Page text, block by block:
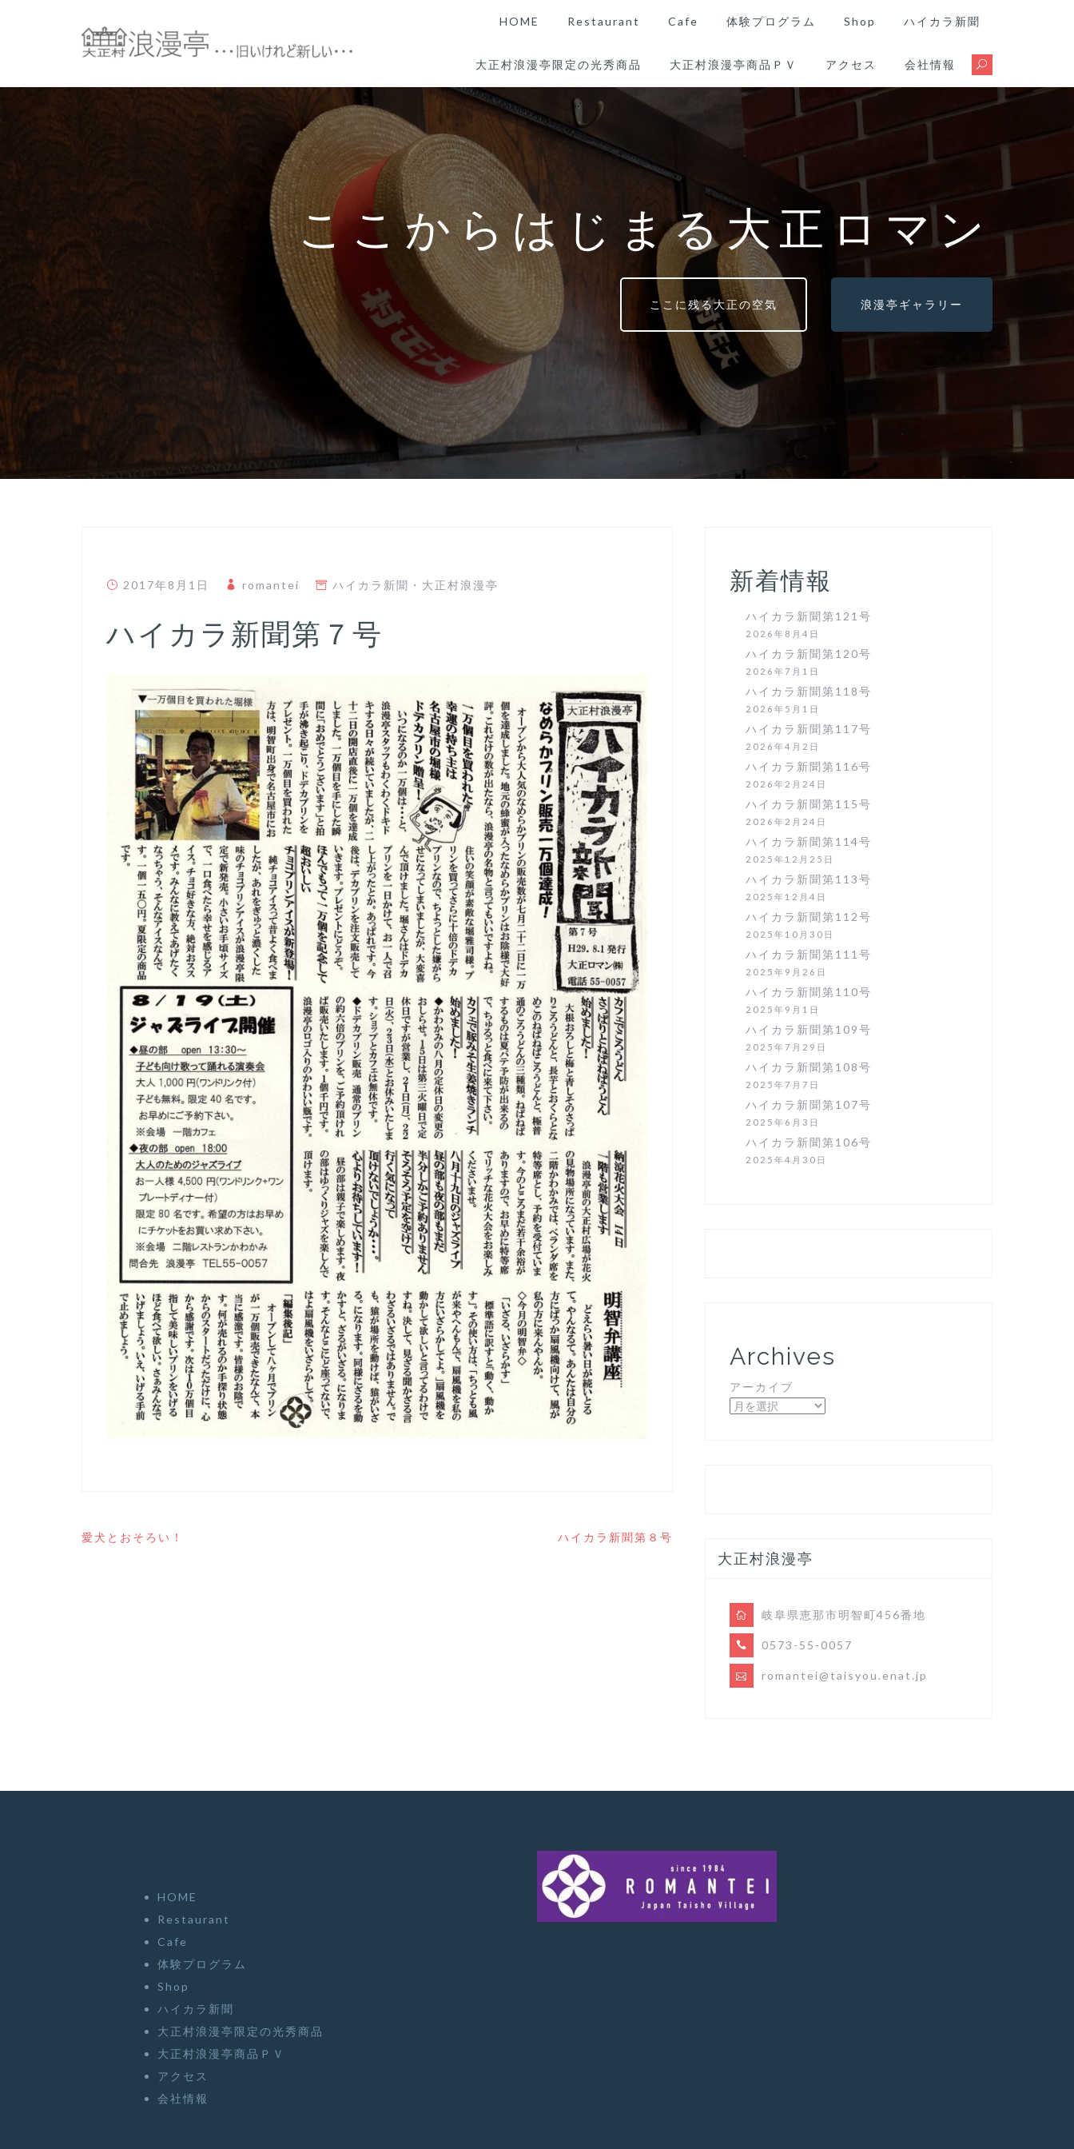
ツ
HOME Restaurant Cafe 体験プログラム Shop ハイカラ新聞
大正村浪漫亭限定の光秀商品 大正村浪漫亭商品ＰＶ アクセス 会社情報
ここからはじまる大正ロマン
ここに残る大正の空気 浪漫亭ギャラリー
2017年8月1日 romantei ハイカラ新聞 ・ 大正村浪漫亭
ハイカラ新聞第７号
投
愛犬とおそろい！ ハイカラ新聞第８号
新着情報
ハイカラ新聞第121号
2026年8月4日
ハイカラ新聞第120号
2026年7月1日
ハイカラ新聞第118号
2026年5月1日
ハイカラ新聞第117号
2026年4月2日
ハイカラ新聞第116号
2026年2月24日
ハイカラ新聞第115号
2026年2月24日
ハイカラ新聞第114号
2025年12月25日
ハイカラ新聞第113号
2025年12月4日
ハイカラ新聞第112号
2025年10月30日
ハイカラ新聞第111号
2025年9月26日
ハイカラ新聞第110号
2025年9月1日
ハイカラ新聞第109号
2025年7月29日
ハイカラ新聞第108号
2025年7月7日
ハイカラ新聞第107号
2025年6月3日
ハイカラ新聞第106号
2025年4月30日
Archives
アーカイブ
大正村浪漫亭
岐阜県恵那市明智町456番地
0573-55-0057
romantei@taisyou.enat.jp
HOME
Restaurant
Cafe
体験プログラム
Shop
ハイカラ新聞
大正村浪漫亭限定の光秀商品
大正村浪漫亭商品ＰＶ
アクセス
会社情報